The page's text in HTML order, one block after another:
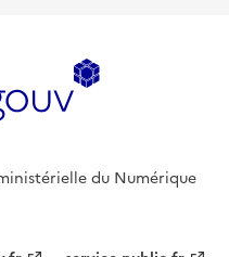
du Numérique